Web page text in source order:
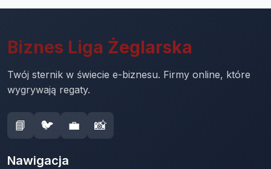
Biznes Liga Żeglarska
Twój sternik w świecie e-biznesu. Firmy online, które
wygrywają regaty.
📘 🐦 💼 📸
Nawigacja